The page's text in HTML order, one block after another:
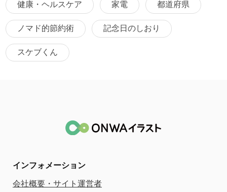
健康・ヘルスケア 家電 都道府県
ノマド的節約術 記念日のしおり
スケブくん
インフォメーション
会社概要・サイト運営者